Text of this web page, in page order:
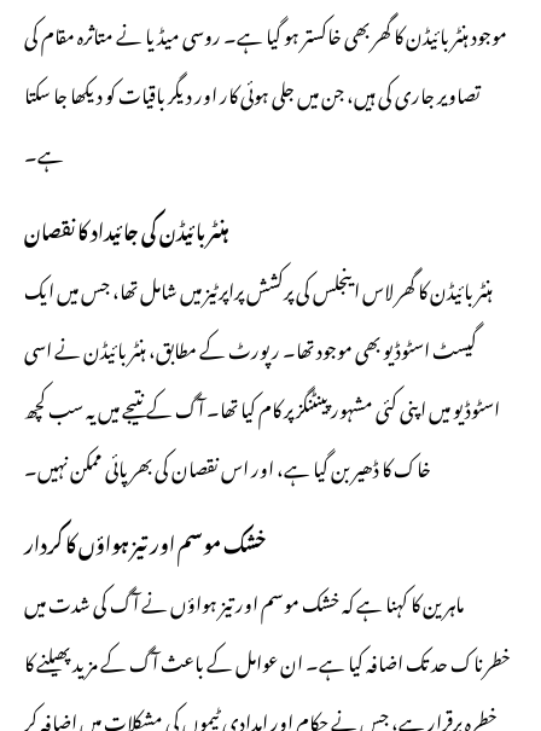
موجود ہنٹر بائیڈن کا گھر بھی خاکستر ہو گیا ہے۔ روسی میڈیا نے متاثرہ مقام کی
تصاویر جاری کی ہیں، جن میں جلی ہوئی کار اور دیگر باقیات کو دیکھا جا سکتا
ہے۔
ہنٹر بائیڈن کی جائیداد کا نقصان
ہنٹر بائیڈن کا گھر لاس اینجلس کی پرکشش پراپرٹیز میں شامل تھا، جس میں ایک
گیسٹ اسٹوڈیو بھی موجود تھا۔ رپورٹ کے مطابق، ہنٹر بائیڈن نے اسی
اسٹوڈیو میں اپنی کئی مشہور پینٹنگز پر کام کیا تھا۔ آگ کے نتیجے میں یہ سب کچھ
خاک کا ڈھیر بن گیا ہے، اور اس نقصان کی بھرپائی ممکن نہیں۔
خشک موسم اور تیز ہواؤں کا کردار
ماہرین کا کہنا ہے کہ خشک موسم اور تیز ہواؤں نے آگ کی شدت میں
خطرناک حد تک اضافہ کیا ہے۔ ان عوامل کے باعث آگ کے مزید پھیلنے کا
خطرہ برقرار ہے، جس نے حکام اور امدادی ٹیموں کی مشکلات میں اضافہ کر